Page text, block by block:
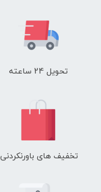
تحویل 24 ساعته
تخفیف های باورنکردنی